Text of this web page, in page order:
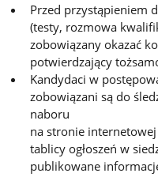
Przed przystąpieniem
(testy, rozmowa
zobowiązany okazać
potwierdzający
Kandydaci w
zobowiązani są do
naboru
na stronie internetowej
tablicy ogłoszeń w
publikowane